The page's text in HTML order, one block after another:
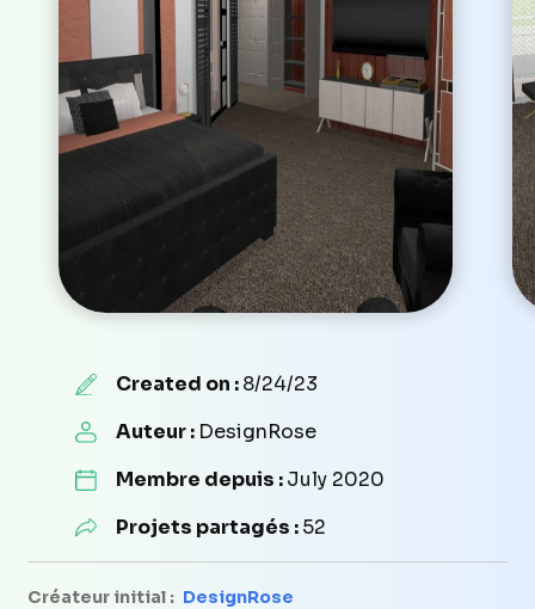
Created on :8/24/23
Auteur : DesignRose
Membre depuis :July 2020
Projets partagés :52
Créateur initial : DesignRose